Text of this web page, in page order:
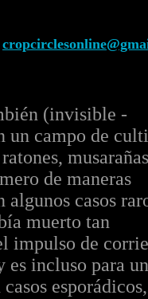
(invisible -
un campo de
de maneras
casos
muerto tan
impulso de
es incluso para un
esporádicos,